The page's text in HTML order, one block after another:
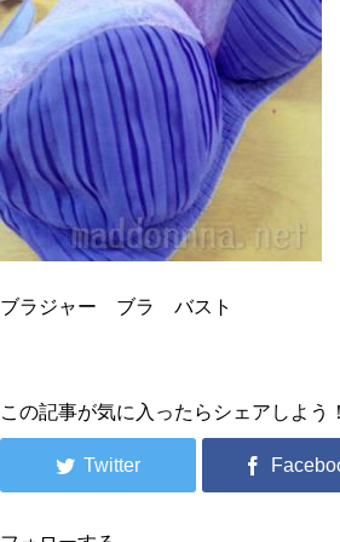
ブラジャー ブラ バスト
この記事が気に入ったらシェアしよう